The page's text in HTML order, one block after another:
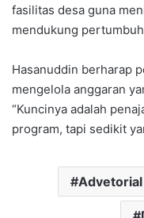
fasilitas desa guna
mendukung
Hasanuddin berharap
mengelola anggaran
“Kuncinya adalah
program, tapi sedikit
Advetorial